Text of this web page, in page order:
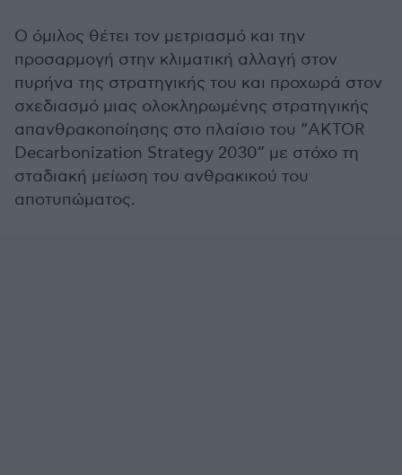
Ο όμιλος θέτει τον μετριασμό και την
προσαρμογή στην κλιματική αλλαγή στον
πυρήνα της στρατηγικής του και προχωρά στον
σχεδιασμό μιας ολοκληρωμένης στρατηγικής
απανθρακοποίησης στο πλαίσιο του “AKTOR
Decarbonization Strategy 2030” με στόχο τη
σταδιακή μείωση του ανθρακικού του
αποτυπώματος.